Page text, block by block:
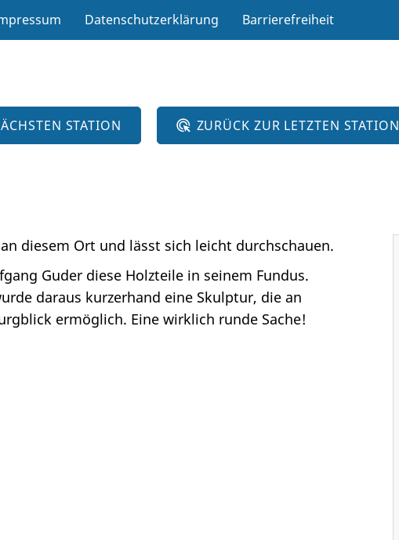
Datenschutzerklärung Barrierefreiheit
STATION ZURÜCK ZUR LETZTEN STATION
diesem Ort und lässt sich leicht durchschauen.
Guder diese Holzteile in seinem Fundus.
daraus kurzerhand eine Skulptur, die an
ermöglich. Eine wirklich runde Sache!